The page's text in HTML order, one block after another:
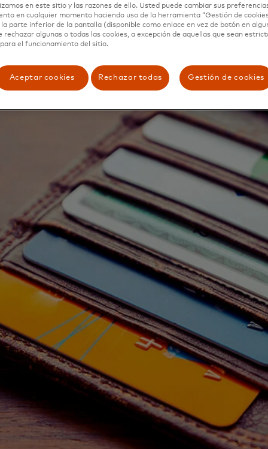
en este sitio y las razones de ello. Usted puede cambiar sus
en cualquier momento haciendo uso de la herramienta “Gestión de
parte inferior de la pantalla (disponible como enlace en vez de botón en
rechazar algunas o todas las cookies, a excepción de aquellas que sean
el funcionamiento del sitio.
Aceptar cookies Rechazar todas Gestión de cookies